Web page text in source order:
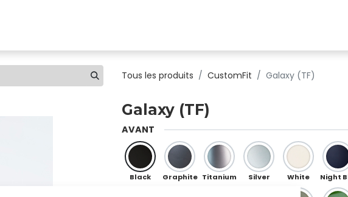
Tous les produits CustomFit Galaxy (TF)
Galaxy (TF)
AVANT
Black Graphite Titanium Silver White